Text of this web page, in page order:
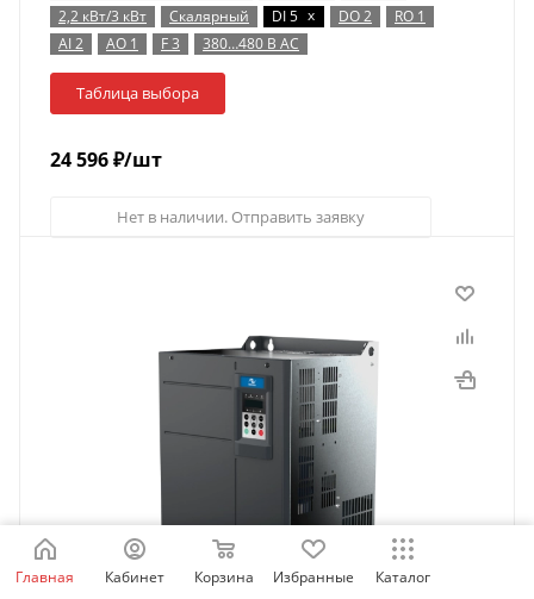
2,2 кВт/3 кВт
Скалярный DI 5 x DO 2
RO 1
AI 2
AO 1 F 3 380…480 В AC
Таблица выбора
24 596₽/шт
Нет в наличии. Отправить заявку
Главная Кабинет Корзина Избранные Каталог